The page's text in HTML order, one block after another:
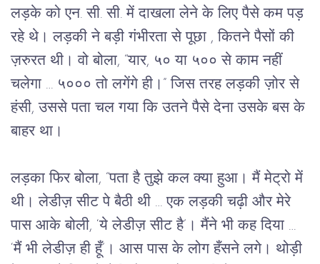
लड़के को एन. सी. सी. में दाखला लेने के लिए पैसे कम पड़
रहे थे। लड़की ने बड़ी गंभीरता से पूछा , कितने पैसों की
ज़रुरत थी। वो बोला, “यार, ५० या ५०० से काम नहीं
चलेगा … ५००० तो लगेंगे ही।” जिस तरह लड़की ज़ोर से
हंसी, उससे पता चल गया कि उतने पैसे देना उसके बस के
बाहर था।
लड़का फिर बोला, “पता है तुझे कल क्या हुआ। मैं मेट्रो में
थी। लेडीज़ सीट पे बैठी थी … एक लड़की चढ़ी और मेरे
पास आके बोली, ‘ये लेडीज़ सीट है’। मैंने भी कह दिया …
‘मैं भी लेडीज़ ही हूँ’। आस पास के लोग हँसने लगे। थोड़ी